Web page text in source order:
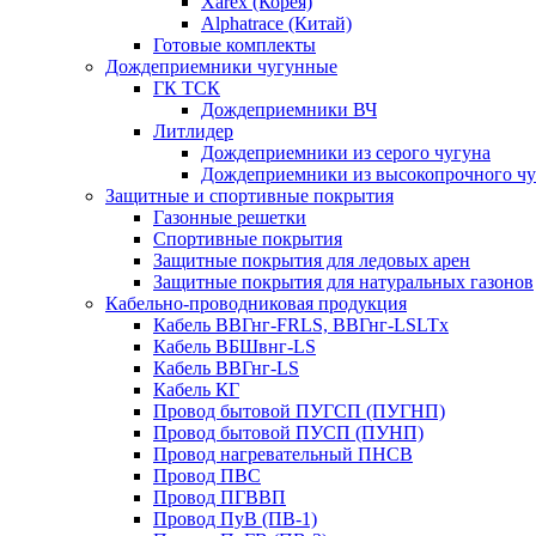
Alphatrace (Китай)
Готовые комплекты
Дождеприемники чугунные
ГК ТСК
Дождеприемники ВЧ
Литлидер
Дождеприемники из серого чугуна
Дождеприемники из высокопрочного
Защитные и спортивные покрытия
Газонные решетки
Спортивные покрытия
Защитные покрытия для ледовых арен
Защитные покрытия для натуральных газонов
Кабельно-проводниковая продукция
Кабель ВВГнг-FRLS, ВВГнг-LSLTx
Кабель ВБШвнг-LS
Кабель ВВГнг-LS
Кабель КГ
Провод бытовой ПУГСП (ПУГНП)
Провод бытовой ПУСП (ПУНП)
Провод нагревательный ПНСВ
Провод ПВС
Провод ПГВВП
Провод ПуВ (ПВ-1)